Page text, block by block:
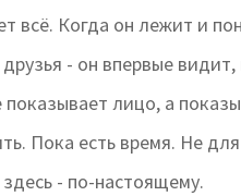
всё. Когда он лежит и
- он впервые
показывает лицо, а
Пока есть время. Не
- по-настоящему.